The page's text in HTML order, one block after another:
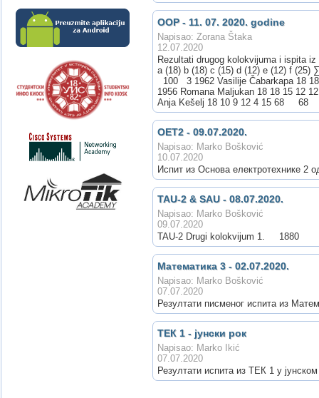
OOP - 11. 07. 2020. godine
Napisao: Zorana Štaka
12.07.2020
Rezultati drugog kolokvijuma i ispita
a (18) b (18) c (15) d (12) e (12) f
100 3 1962 Vasilije Čabarkapa
1956 Romana Maljukan 18 18 15
Anja Kešelj 18 10 9 12 4 15 68
OET2 - 09.07.2020.
Napisao: Marko Bošković
10.07.2020
Испит из Основа електротехнике 2
ТАU-2 & SAU - 08.07.2020.
Napisao: Marko Bošković
09.07.2020
TAU-2 Drugi
Математика 3 - 02.07.2020.
Napisao: Marko Bošković
07.07.2020
Резултати писменог испита из
ТЕК 1 - јунски рок
Napisao: Marko Ikić
07.07.2020
Резултати испита из ТЕК 1 у